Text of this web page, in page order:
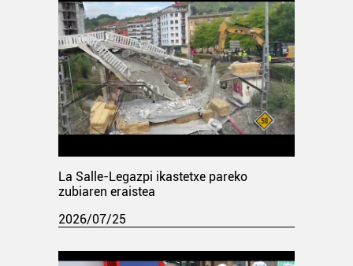
La Salle-Legazpi ikastetxe pareko
zubiaren eraistea
2026/07/25